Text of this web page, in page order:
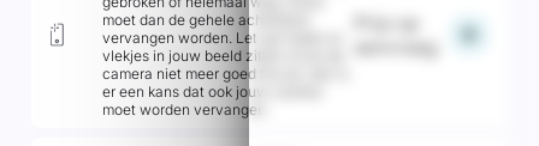
moet dan de gehele achterkant
vervangen worden. Let op! Indien er
vlekjes in jouw beeld zitten of als de
camera niet meer goed focust, dan is
er een kans dat ook jouw camera
moet worden vervangen.
aanvraag
add